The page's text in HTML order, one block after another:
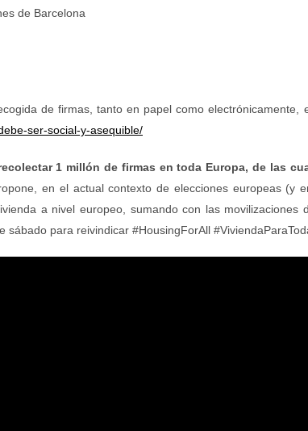
de Barcelona
de firmas, tanto en papel como electrónicamente,
ser-social-y-asequible/
1 millón de firmas en toda Europa, de las
en el actual contexto de elecciones europeas (y
a nivel europeo, sumando con las movilizaciones
sábado para reivindicar #HousingForAll